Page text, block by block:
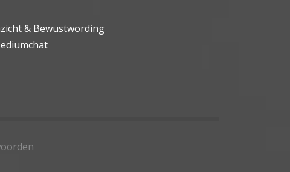
& Bewustwording